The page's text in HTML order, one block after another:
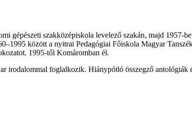
gépészeti szakközépiskola levelező szakán, majd 1957-
között a nyitrai Pedagógiai Főiskola Magyar
1995-től Komáromban él.
foglalkozik. Hiánypótló összegző antológiák